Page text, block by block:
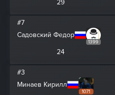
29
#7
Садовский Федор
1399
24
#3
Минаев Кирилл
1071